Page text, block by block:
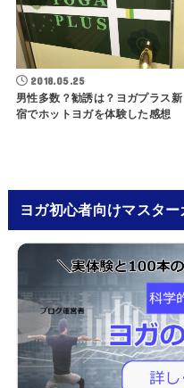
2018.05.25
男性多数？勧誘は？ヨガプラス新
宿でホットヨガを体験した感想
ヨガ初心者向けマスター